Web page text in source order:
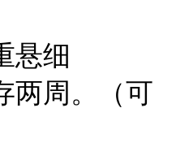
悬细
两周。（可